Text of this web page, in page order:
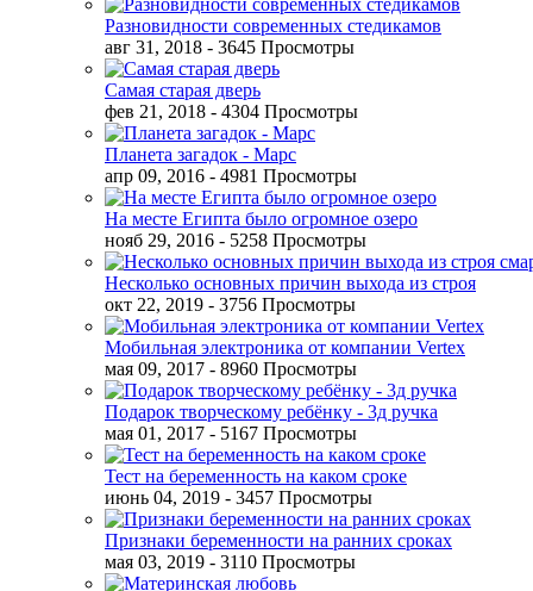
Разновидности современных стедикамов
авг 31, 2018 - 3645 Просмотры
Самая старая дверь
фев 21, 2018 - 4304 Просмотры
Планета загадок - Марс
апр 09, 2016 - 4981 Просмотры
На месте Египта было огромное озеро
нояб 29, 2016 - 5258 Просмотры
Несколько основных причин выхода из строя
окт 22, 2019 - 3756 Просмотры
Мобильная электроника от компании Vertex
мая 09, 2017 - 8960 Просмотры
Подарок творческому ребёнку - 3д ручка
мая 01, 2017 - 5167 Просмотры
Тест на беременность на каком сроке
июнь 04, 2019 - 3457 Просмотры
Признаки беременности на ранних сроках
мая 03, 2019 - 3110 Просмотры